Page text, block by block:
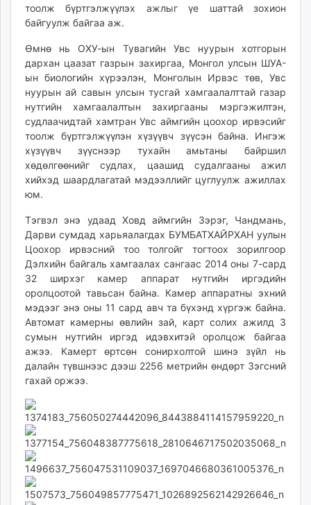
ergelt.mn
zarig.mn
today.mn
zuv.mn
mminfo.mn
ugluu.mn
urlag.mn
unen.mn
asu.mn
shudarga.mn
shuurhai.mn
unuudur.mn
isee.mn
mglradio.com
fact.mn
itoim.mn
shuum.mn
times.mn
tvmongolia.mn
mass.mn
unegui.mn
toim.mn
tac.mn
paparazzi.mn
unread.today
тоолж бүртгэлжүүлэх ажлыг үе шаттай зохион
байгуулж байгаа аж.
Өмнө нь ОХУ-ын Тувагийн Увс нуурын хотгорын
дархан цаазат газрын захиргаа, Монгол улсын ШУА-
ын биологийн хүрээлэн, Монголын Ирвэс төв, Увс
нуурын ай савын улсын тусгай хамгаалалттай газар
нутгийн хамгаалалтын захиргааны мэргэжилтэн,
судлаачидтай хамтран Увс аймгийн цоохор ирвэсийг
тоолж бүртгэлжүүлэн хүзүүвч зүүсэн байна. Ингэж
хүзүүвч зүүснээр тухайн амьтаны байршил
хөдөлгөөнийг судлах, цаашид судалгааны ажил
хийхэд шаардлагатай мэдээллийг цуглуулж ажиллах
юм.
Тэгвэл энэ удаад Ховд аймгийн Зэрэг, Чандмань,
Дарви сумдад харьяалагдах БУМБАТХАЙРХАН уулын
Цоохор ирвэсний тоо толгойг тогтоох зорилгоор
Дэлхийн байгаль хамгаалах сангаас 2014 оны 7-сард
32 ширхэг камер аппарат нутгийн иргэдийн
оролцоотой тавьсан байна. Камер аппаратны эхний
мэдээг энэ оны 11 сард авч та бүхэнд хүргэж байна.
Автомат камерны өвлийн зай, карт солих ажилд 3
сумын нутгийн иргэд идэвхитэй оролцож байгаа
ажээ. Камерт өртсөн сонирхолтой шинэ зүйл нь
далайн түвшнээс дээш 2256 метрийн өндөрт Зэгсний
гахай оржээ.